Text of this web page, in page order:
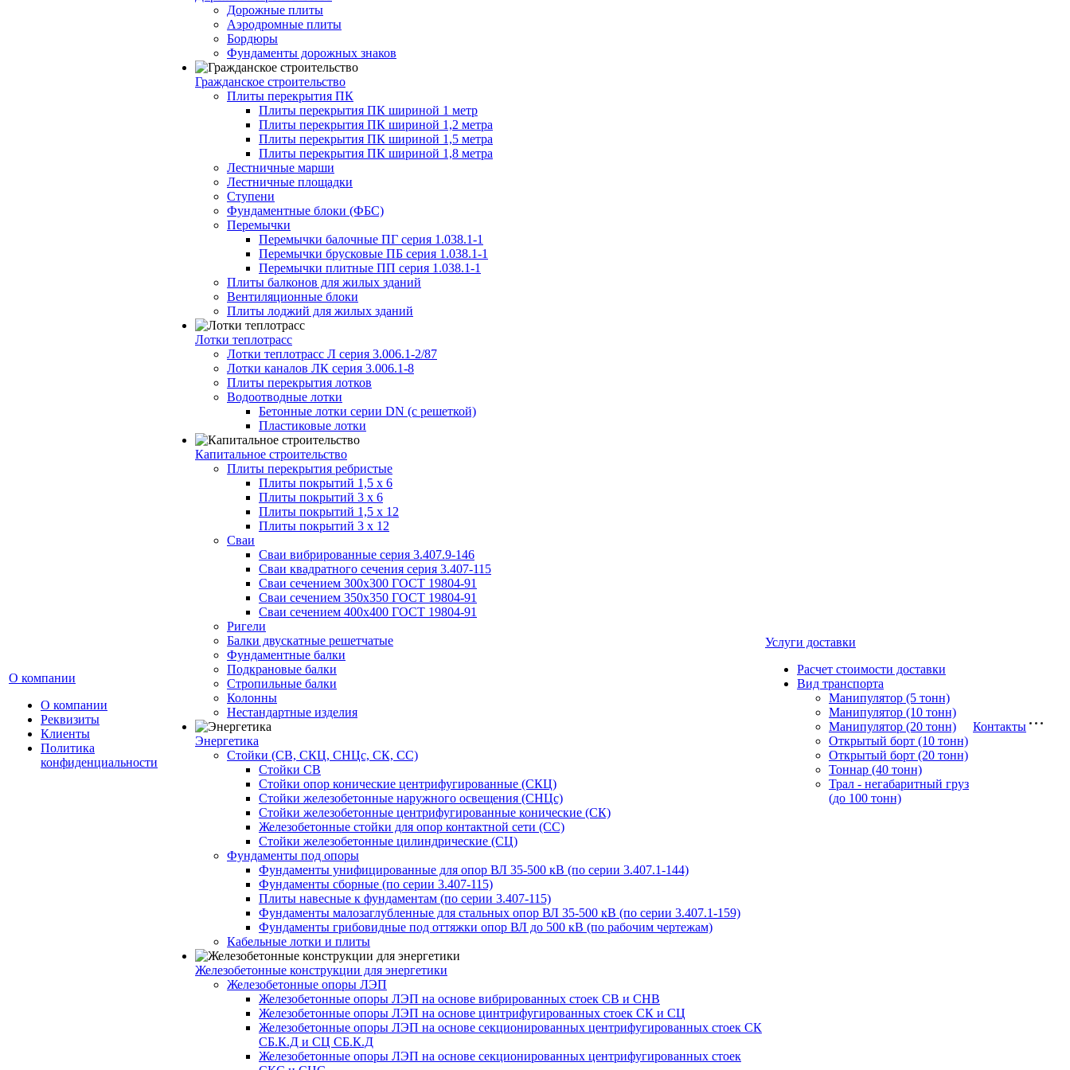
О компании
О компании
Реквизиты
Клиенты
Политика
конфиденциальности
Дорожные плиты
Аэродромные плиты
Бордюры
Фундаменты дорожных знаков
Гражданское строительство
Плиты перекрытия ПК
Плиты перекрытия ПК шириной 1 метр
Плиты перекрытия ПК шириной 1,2 метра
Плиты перекрытия ПК шириной 1,5 метра
Плиты перекрытия ПК шириной 1,8 метра
Лестничные марши
Лестничные площадки
Ступени
Фундаментные блоки (ФБС)
Перемычки
Перемычки балочные ПГ серия 1.038.1-1
Перемычки брусковые ПБ серия 1.038.1-1
Перемычки плитные ПП серия 1.038.1-1
Плиты балконов для жилых зданий
Вентиляционные блоки
Плиты лоджий для жилых зданий
Лотки теплотрасс
Лотки теплотрасс Л серия 3.006.1-2/87
Лотки каналов ЛК серия 3.006.1-8
Плиты перекрытия лотков
Водоотводные лотки
Бетонные лотки серии DN (с решеткой)
Пластиковые лотки
Капитальное строительство
Плиты перекрытия ребристые
Плиты покрытий 1,5 x 6
Плиты покрытий 3 x 6
Плиты покрытий 1,5 x 12
Плиты покрытий 3 x 12
Сваи
Сваи вибрированные серия 3.407.9-146
Сваи квадратного сечения серия 3.407-115
Сваи сечением 300х300 ГОСТ 19804-91
Сваи сечением 350х350 ГОСТ 19804-91
Сваи сечением 400х400 ГОСТ 19804-91
Ригели
Балки двускатные решетчатые
Фундаментные балки
Подкрановые балки
Стропильные балки
Колонны
Нестандартные изделия
Энергетика
Стойки (СВ, СКЦ, СНЦс, СК, СС)
Стойки СВ
Стойки опор конические центрифугированные (СКЦ)
Стойки железобетонные наружного освещения (СНЦс)
Стойки железобетонные центрифугированные конические (СК)
Железобетонные стойки для опор контактной сети (СС)
Стойки железобетонные цилиндрические (СЦ)
Фундаменты под опоры
Фундаменты унифицированные для опор ВЛ 35-500 кВ (по серии 3.407.1-144)
Фундаменты сборные (по серии 3.407-115)
Плиты навесные к фундаментам (по серии 3.407-115)
Фундаменты малозаглубленные для стальных опор ВЛ 35-500 кВ (по серии 3.407.1-159)
Фундаменты грибовидные под оттяжки опор ВЛ до 500 кВ (по рабочим чертежам)
Кабельные лотки и плиты
Железобетонные конструкции для энергетики
Железобетонные опоры ЛЭП
Железобетонные опоры ЛЭП на основе вибрированных стоек СВ и СНВ
Железобетонные опоры ЛЭП на основе цинтрифугированных стоек СК и СЦ
Железобетонные опоры ЛЭП на основе секционированных центрифугированных стоек СК
СБ.К.Д и СЦ СБ.К.Д
Железобетонные опоры ЛЭП на основе секционированных центрифугированных стоек
Услуги доставки
Расчет стоимости доставки
Вид транспорта
Манипулятор (5 тонн)
Манипулятор (10 тонн)
Манипулятор (20 тонн)
Открытый борт (10 тонн)
Открытый борт (20 тонн)
Тоннар (40 тонн)
Трал - негабаритный груз
(до 100 тонн)
Контакты